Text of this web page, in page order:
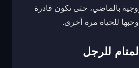
بالماضي، حتى تكون قادرة
للحياة مرة أخرى.
للرجل